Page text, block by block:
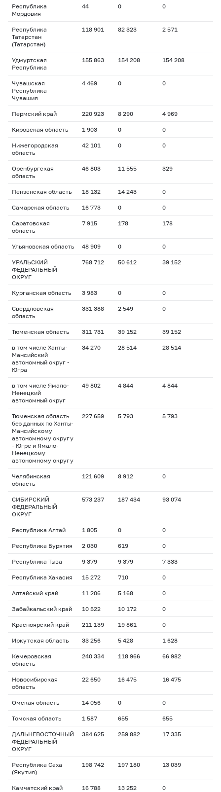
Республика
Мордовия
44 0 0
Республика
Татарстан
(Татарстан)
118 901 82 323 2 571
Удмуртская
Республика
155 863 154 208 154 208
Чувашская
Республика -
Чувашия
4 469 0 0
Пермский край 220 923 8 290 4 969
Кировская область 1 903 0 0
Нижегородская
область
42 101 0 0
Оренбургская
область
46 803 11 555 329
Пензенская область 18 132 14 243 0
Самарская область 16 773 0 0
Саратовская
область
7 915 178 178
Ульяновская область 48 909 0 0
УРАЛЬСКИЙ
ФЕДЕРАЛЬНЫЙ
ОКРУГ
768 712 50 612 39 152
Курганская область 3 983 0 0
Свердловская
область
331 388 2 549 0
Тюменская область 311 731 39 152 39 152
в том числе Ханты-
Мансийский
автономный округ -
Югра
34 270 28 514 28 514
в том числе Ямало-
Ненецкий
автономный округ
49 802 4 844 4 844
Тюменская область
без данных по Ханты-
Мансийскому
автономному округу
- Югре и Ямало-
Ненецкому
автономному округу
227 659 5 793 5 793
Челябинская
область
121 609 8 912 0
СИБИРСКИЙ
ФЕДЕРАЛЬНЫЙ
ОКРУГ
573 237 187 434 93 074
Республика Алтай 1 805 0 0
Республика Бурятия 2 030 619 0
Республика Тыва 9 379 9 379 7 333
Республика Хакасия 15 272 710 0
Алтайский край 11 206 5 168 0
Забайкальский край 10 522 10 172 0
Красноярский край 211 139 19 861 0
Иркутская область 33 256 5 428 1 628
Кемеровская
область
240 334 118 966 66 982
Новосибирская
область
22 650 16 475 16 475
Омская область 14 056 0 0
Томская область 1 587 655 655
ДАЛЬНЕВОСТОЧНЫЙ
ФЕДЕРАЛЬНЫЙ
ОКРУГ
384 625 259 882 17 335
Республика Саха
(Якутия)
198 742 197 180 13 039
Камчатский край 16 788 13 252 0